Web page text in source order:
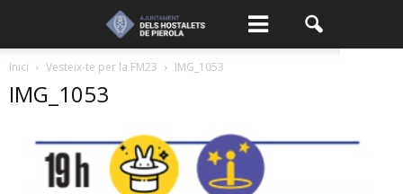
Inici Vesteix-te per la FM23 IMG_1053
IMG_1053